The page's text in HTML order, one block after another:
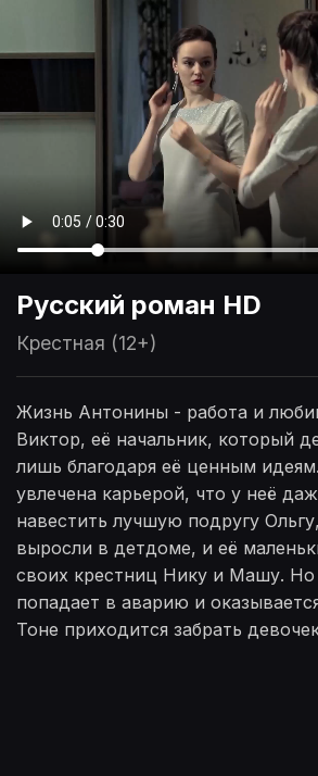
Русский роман HD
Крестная (12+)
Жизнь Антонины - работа и
Виктор, её начальник, который
лишь благодаря её ценным
увлечена карьерой, что у неё
навестить лучшую подругу
выросли в детдоме, и её
своих крестниц Нику и Машу. Но
попадает в аварию и
Тоне приходится забрать